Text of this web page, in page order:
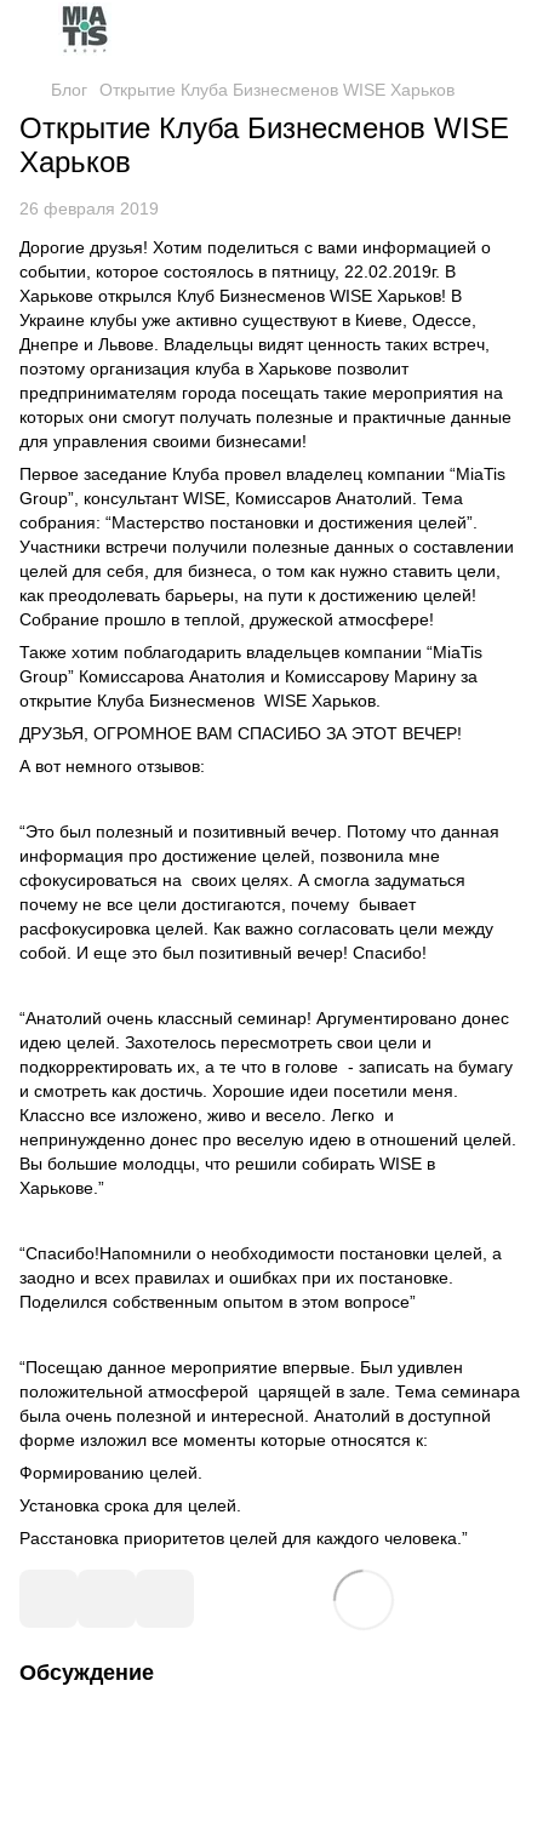
Блог Открытие Клуба Бизнесменов WISE Харьков
Открытие Клуба Бизнесменов WISE
Харьков
26 февраля 2019
Дорогие друзья! Хотим поделиться с вами информацией о
событии, которое состоялось в пятницу, 22.02.2019г. В
Харькове открылся Клуб Бизнесменов WISE Харьков! В
Украине клубы уже активно существуют в Киеве, Одессе,
Днепре и Львове. Владельцы видят ценность таких встреч,
поэтому организация клуба в Харькове позволит
предпринимателям города посещать такие мероприятия на
которых они смогут получать полезные и практичные данные
для управления своими бизнесами!
Первое заседание Клуба провел владелец компании “MiaTis
Group”, консультант WISE, Комиссаров Анатолий. Тема
собрания: “Мастерство постановки и достижения целей”.
Участники встречи получили полезные данных о составлении
целей для себя, для бизнеса, о том как нужно ставить цели,
как преодолевать барьеры, на пути к достижению целей!
Собрание прошло в теплой, дружеской атмосфере!
Также хотим поблагодарить владельцев компании “MiaTis
Group” Комиссарова Анатолия и Комиссарову Марину за
открытие Клуба Бизнесменов WISE Харьков.
ДРУЗЬЯ, ОГРОМНОЕ ВАМ СПАСИБО ЗА ЭТОТ ВЕЧЕР!
А вот немного отзывов:
“Это был полезный и позитивный вечер. Потому что данная
информация про достижение целей, позвонила мне
сфокусироваться на своих целях. А смогла задуматься
почему не все цели достигаются, почему бывает
расфокусировка целей. Как важно согласовать цели между
собой. И еще это был позитивный вечер! Спасибо!
“Анатолий очень классный семинар! Аргументировано донес
идею целей. Захотелось пересмотреть свои цели и
подкорректировать их, а те что в голове - записать на бумагу
и смотреть как достичь. Хорошие идеи посетили меня.
Классно все изложено, живо и весело. Легко и
непринужденно донес про веселую идею в отношений целей.
Вы большие молодцы, что решили собирать WISE в
Харькове.”
“Спасибо!Напомнили о необходимости постановки целей, а
заодно и всех правилах и ошибках при их постановке.
Поделился собственным опытом в этом вопросе”
“Посещаю данное мероприятие впервые. Был удивлен
положительной атмосферой царящей в зале. Тема семинара
была очень полезной и интересной. Анатолий в доступной
форме изложил все моменты которые относятся к:
Формированию целей.
Установка срока для целей.
Расстановка приоритетов целей для каждого человека.”
Обсуждение